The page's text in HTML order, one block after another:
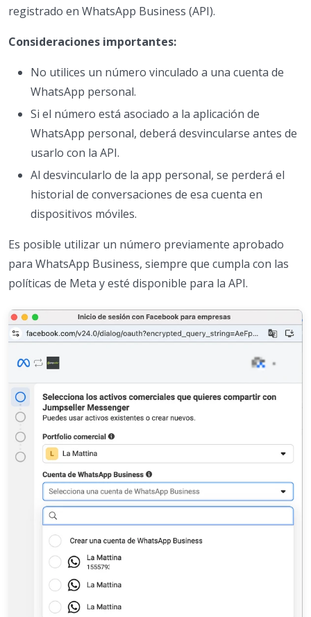
registrado en WhatsApp Business (API).
Consideraciones importantes:
No utilices un número vinculado a una cuenta de
WhatsApp personal.
Si el número está asociado a la aplicación de
WhatsApp personal, deberá desvincularse antes de
usarlo con la API.
Al desvincularlo de la app personal, se perderá el
historial de conversaciones de esa cuenta en
dispositivos móviles.
Es posible utilizar un número previamente aprobado
para WhatsApp Business, siempre que cumpla con las
políticas de Meta y esté disponible para la API.